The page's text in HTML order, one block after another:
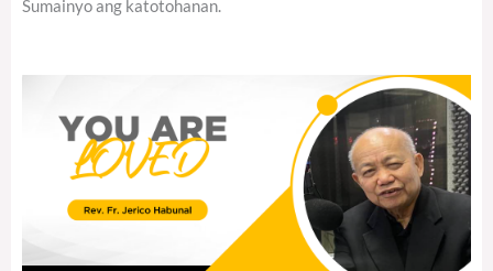
Sumainyo ang katotohanan.